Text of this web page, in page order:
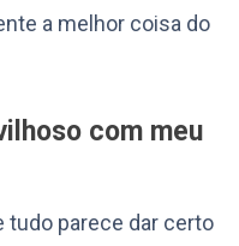
a melhor coisa do
com meu
tudo parece dar certo